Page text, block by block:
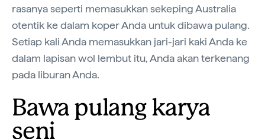
rasanya seperti memasukkan sekeping Australia
otentik ke dalam koper Anda untuk dibawa pulang.
Setiap kali Anda memasukkan jari-jari kaki Anda ke
dalam lapisan wol lembut itu, Anda akan terkenang
pada liburan Anda.
Bawa pulang karya
seni